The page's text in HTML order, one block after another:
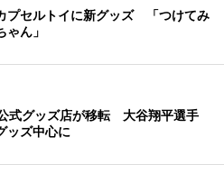
プセルトイに新グッズ 「つけてみ
ゃん」
式グッズ店が移転 大谷翔平選手
ッズ中心に